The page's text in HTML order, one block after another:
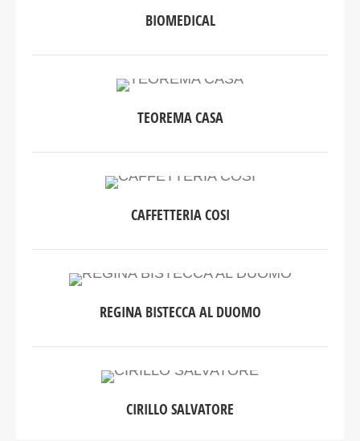
BIOMEDICAL
TEOREMA CASA
CAFFETTERIA COSI
REGINA BISTECCA AL DUOMO
CIRILLO SALVATORE